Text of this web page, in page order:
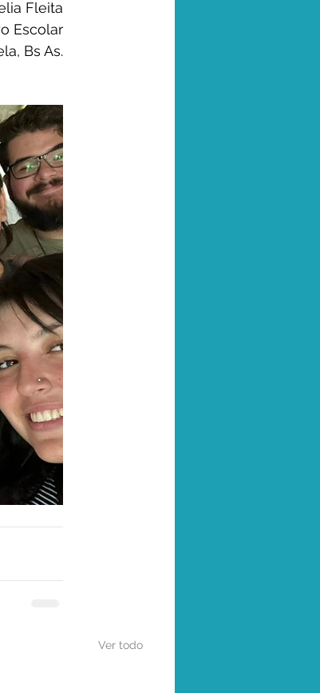
Fleita
Escolar
Bs As.
Ver todo